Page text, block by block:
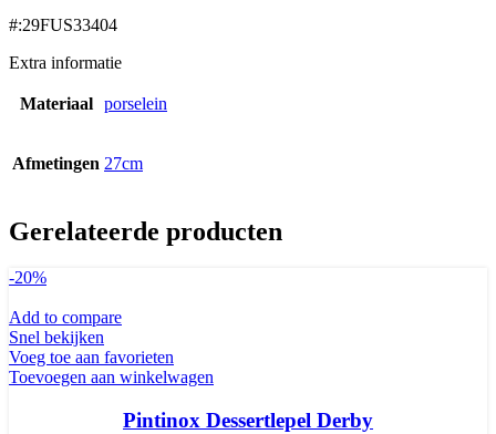
#:29FUS33404
Extra informatie
Materiaal porselein
Afmetingen 27cm
Gerelateerde producten
-20%
Add to compare
Snel bekijken
Voeg toe aan favorieten
Toevoegen aan winkelwagen
Pintinox Dessertlepel Derby